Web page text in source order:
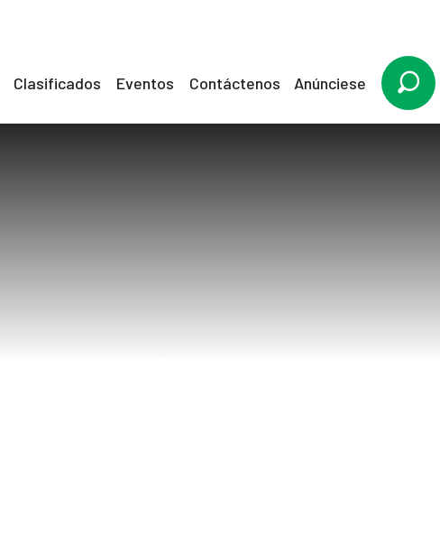
Clasificados Eventos Contáctenos Anúnciese